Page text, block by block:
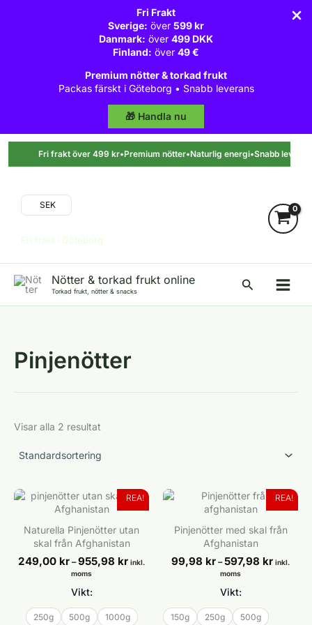
Fri Frakt
Sverige: över 599 kr
Danmark: över 499 DKK
Finland: över 49 €
Premium nötter & torkad frukt
Packas färskt i Göteborg • Snabb leverans
🎁 Handla nu
Hoppa
innehåll
Fri frakt över 499 kr•Premium nötter•Naturlig energi•Snabb leverans
SEK
Fri frakt i Göteborg·
Nötter & torkad frukt online
Torkad frukt, nötter & snacks
Sök
Pinjenötter
Visar alla 2 resultat
REA!
Naturella Pinjenötter utan
skal från Afghanistan
249,00 kr – 955,98 krPrisintervall:
inkl.
moms
Vikt:
250g 500g 1000g
REA!
Pinjenötter med skal från
Afghanistan
99,98 kr – 597,98 kr inkl.
moms
Vikt:
150g 250g
500g